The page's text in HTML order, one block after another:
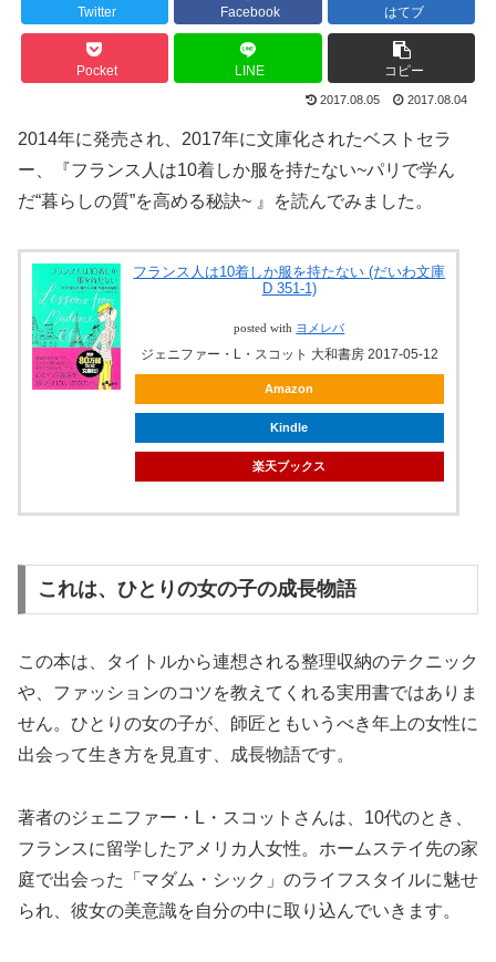
Twitter Facebook はてブ
Pocket LINE コピー
2017.08.05 2017.08.04
2014年に発売され、2017年に文庫化されたベストセラ
ー、『フランス人は10着しか服を持たない~パリで学ん
だ“暮らしの質”を高める秘訣~ 』を読んでみました。
フランス人は10着しか服を持たない (だいわ文庫
D 351-1)
posted with ヨメレバ
ジェニファー・L・スコット 大和書房 2017-05-12
Amazon
Kindle
楽天ブックス
これは、ひとりの女の子の成長物語
この本は、タイトルから連想される整理収納のテクニック
や、ファッションのコツを教えてくれる実用書ではありま
せん。ひとりの女の子が、師匠ともいうべき年上の女性に
出会って生き方を見直す、成長物語です。
著者のジェニファー・L・スコットさんは、10代のとき、
フランスに留学したアメリカ人女性。ホームステイ先の家
庭で出会った「マダム・シック」のライフスタイルに魅せ
られ、彼女の美意識を自分の中に取り込んでいきます。